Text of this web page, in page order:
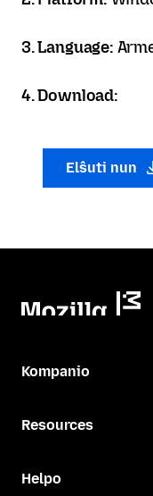
3. Language:
4. Download:
Elŝuti nun
Kompanio
Resources
Helpo